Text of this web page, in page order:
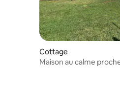
Cottage
Maison au calme